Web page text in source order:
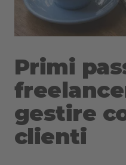
Primi
gestire
clienti